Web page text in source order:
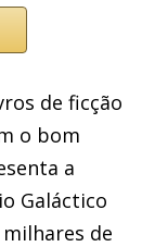
de ficção
o bom
a
Galáctico
de